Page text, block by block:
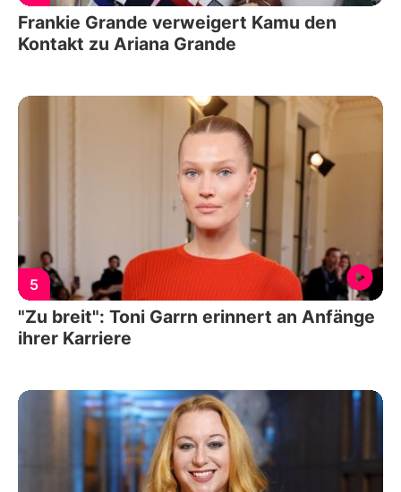
Frankie Grande verweigert Kamu den
Kontakt zu Ariana Grande
5
"Zu breit": Toni Garrn erinnert an Anfänge
ihrer Karriere